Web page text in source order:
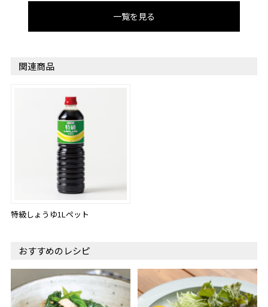
一覧を見る
関連商品
特級しょうゆ1Lペット
おすすめのレシピ